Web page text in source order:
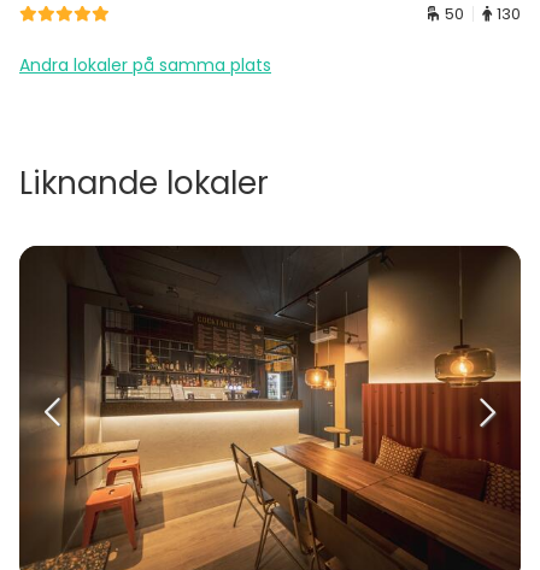
50 130
Andra lokaler på samma plats
Liknande lokaler